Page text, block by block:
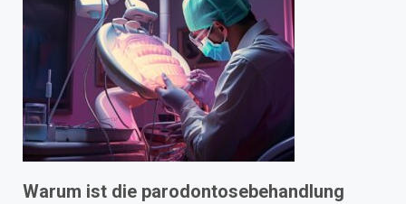
Warum ist die parodontosebehandlung